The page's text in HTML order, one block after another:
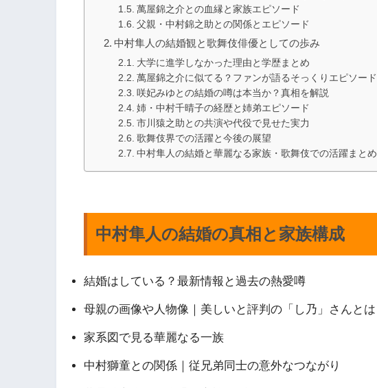
萬屋錦之介との血縁と家族エピソード
父親・中村錦之助との関係とエピソード
中村隼人の結婚観と歌舞伎俳優としての歩み
大学に進学しなかった理由と学歴まとめ
萬屋錦之介に似てる？ファンが語るそっくりエピソード
咲妃みゆとの結婚の噂は本当か？真相を解説
姉・中村千晴子の経歴と姉弟エピソード
市川猿之助との共演や代役で見せた実力
歌舞伎界での活躍と今後の展望
中村隼人の結婚と華麗なる家族・歌舞伎での活躍まとめ
中村隼人の結婚の真相と家族構成
結婚はしている？最新情報と過去の熱愛噂
母親の画像や人物像｜美しいと評判の「し乃」さんとは
家系図で見る華麗なる一族
中村獅童との関係｜従兄弟同士の意外なつながり